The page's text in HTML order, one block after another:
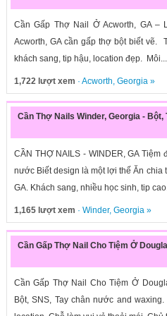
Cần Gấp Thợ Nail Ở Acworth, GA –
Acworth, GA cần gấp thợ bột biết vẽ.
khách sang, tip hậu, location đẹp. Môi...
1,722 lượt xem · Acworth, Georgia»
Cần Thợ Nails Winder, Georgia -
CẦN THỢ NAILS - WINDER, GA
nước Biết design là một lợi thế Ăn chia
GA. Khách sang, nhiều học sinh, tip
1,165 lượt xem · Winder, Georgia»
Cần Gấp Thợ Nail Cho Tiệm Ở
Cần Gấp Thợ Nail Cho Tiệm Ở
Bột, SNS, Tay chân nước and